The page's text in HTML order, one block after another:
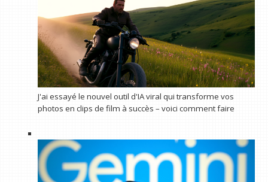
J'ai essayé le nouvel outil d'IA viral qui transforme vos
photos en clips de film à succès – voici comment faire